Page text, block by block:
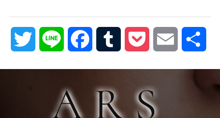
Twitter Line FacebookTumblr Pocket Email